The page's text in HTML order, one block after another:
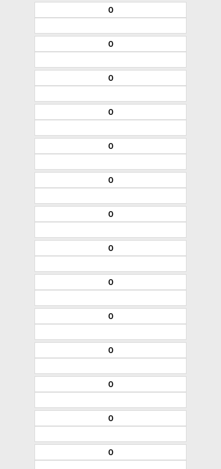
0
0
0
0
0
0
0
0
0
0
0
0
0
0